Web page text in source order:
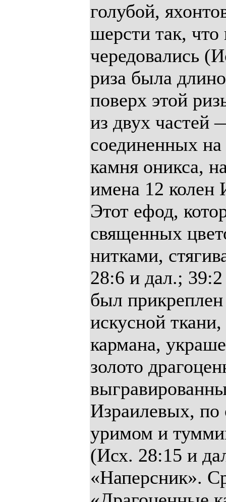
голубой,
шерсти так, что
чередовались
риза была
поверх этой
из двух
соединенных
камня оникса,
имена 12 колен
Этот ефод,
священных
нитками,
28:6 и дал.;
был
искусной
кармана,
золото
Израилевых, по
уримом и
(Исх. 28:15 и
«Наперсник».